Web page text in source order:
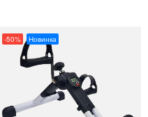
-50% Новинка